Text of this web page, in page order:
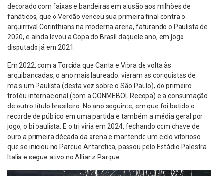
decorado com faixas e bandeiras em alusão aos milhões de
fanáticos, que o Verdão venceu sua primeira final contra o
arquirrival Corinthians na moderna arena, faturando o Paulista de
2020, e ainda levou a Copa do Brasil daquele ano, em jogo
disputado já em 2021.
Em 2022, com a Torcida que Canta e Vibra de volta às
arquibancadas, o ano mais laureado: vieram as conquistas de
mais um Paulista (desta vez sobre o São Paulo), do primeiro
troféu internacional (com a CONMEBOL Recopa) e a consumação
de outro título brasileiro. No ano seguinte, em que foi batido o
recorde de público em uma partida e também a média geral por
jogo, o bi paulista. E o tri viria em 2024, fechando com chave de
ouro a primeira década da arena e mantendo um ciclo vitorioso
que se iniciou no Parque Antarctica, passou pelo Estádio Palestra
Italia e segue ativo no Allianz Parque.